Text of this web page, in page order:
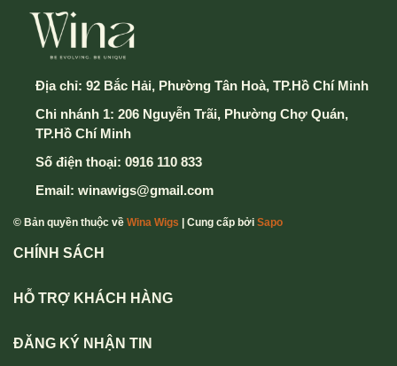
5. Điền thông tin và chọn hình thức thành toán & vận
chuyển
6. Cuối cùng chọn nút Xác Nhận Gửi Đơn hàng để
hoàn thành
hotline0916 110 833 - 0357 833 699
Địa chỉ: 92 Bắc Hải, Phường Tân Hoà, TP.Hồ Chí Minh
Chi nhánh 1: 206 Nguyễn Trãi, Phường Chợ Quán,
TP.Hồ Chí Minh
Số điện thoại: 0916 110 833
Email: winawigs@gmail.com
© Bản quyền thuộc về Wina Wigs | Cung cấp bởi Sapo
CHÍNH SÁCH
HỖ TRỢ KHÁCH HÀNG
ĐĂNG KÝ NHẬN TIN